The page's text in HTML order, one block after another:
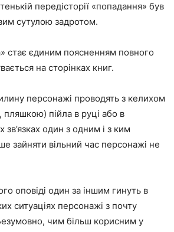
передісторії «попадання» був
сутулою задротом.
стає єдиним поясненням повного
на сторінках книг.
персонажі проводять з келихом
пійла в руці або в
зв’язках один з одним і з ким
зайняти вільний час персонажі не
оповіді один за іншим гинуть в
ситуаціях персонажі з почту
чим більш корисним у